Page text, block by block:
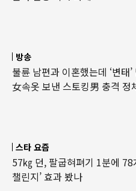
방송
불륜 남편과 이혼했는데 ‘변태
女속옷 보낸 스토킹男 충격 정
스타 요즘
57㎏ 던, 팔굽혀펴기 1분에 78
챌린지’ 효과 봤나